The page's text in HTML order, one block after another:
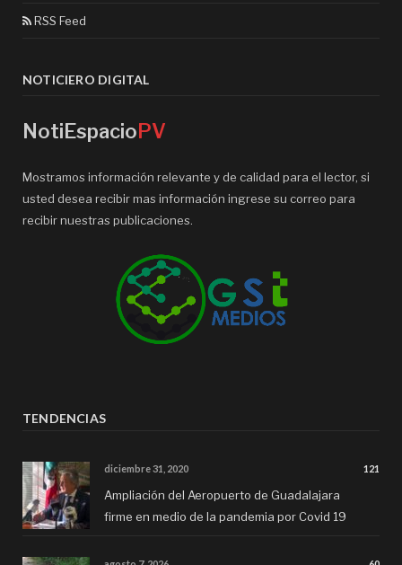
RSS Feed
NOTICIERO DIGITAL
NotiEspacioPV
Mostramos información relevante y de calidad para el lector, si
usted desea recibir mas información ingrese su correo para
recibir nuestras publicaciones.
TENDENCIAS
diciembre 31, 2020 121
Ampliación del Aeropuerto de Guadalajara
firme en medio de la pandemia por Covid 19